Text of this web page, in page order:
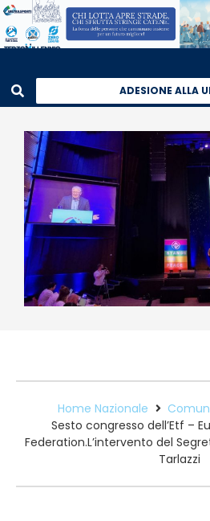
ADESIONE ALLA
Home Nazionale
Sesto congresso dell’Etf –
Federation.L’intervento del
Tarlazzi